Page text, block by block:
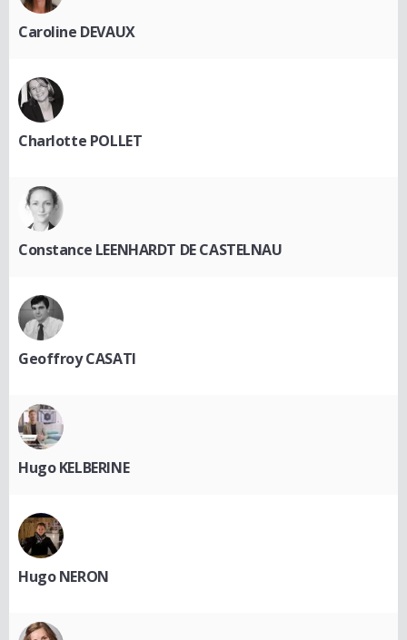
Caroline DEVAUX
Charlotte POLLET
Constance LEENHARDT DE CASTELNAU
Geoffroy CASATI
Hugo KELBERINE
Hugo NERON